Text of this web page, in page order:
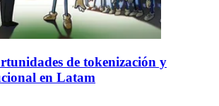
de tokenización y
en Latam